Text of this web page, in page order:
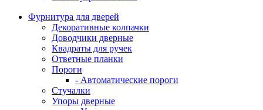
Фурнитура для дверей
Декоративные колпачки
Доводчики дверные
Квадраты для ручек
Ответные планки
Пороги
- Автоматические пороги
Стучалки
Упоры дверные